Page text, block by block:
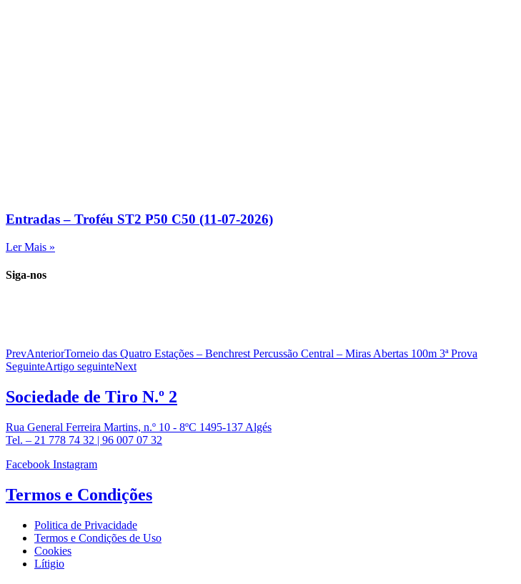
Entradas – Troféu ST2 P50 C50 (11-07-2026)
Ler Mais »
Siga-nos
PrevAnteriorTorneio das Quatro Estações – Benchrest Percussão Central – Miras Abertas 100m 3ª Prova
SeguinteArtigo seguinteNext
Sociedade de Tiro N.º 2
Rua General Ferreira Martins, n.º 10 - 8ºC 1495-137 Algés
Tel. – 21 778 74 32 | 96 007 07 32
Facebook Instagram
Termos e Condições
Politica de Privacidade
Termos e Condições de Uso
Cookies
Lítigio